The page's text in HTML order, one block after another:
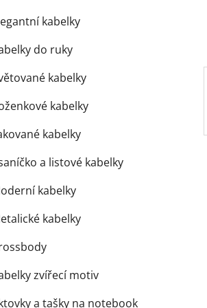
kabelky
do ruky
kabelky
kabelky
kabelky
a listové kabelky
kabelky
kabelky
zvířecí motiv
a tašky na notebook